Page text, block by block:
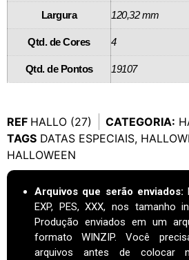
Largura 120,32 mm
Qtd. de Cores 4
Qtd. de Pontos 19107
REF HALLO (27) CATEGORIA:
TAGS DATAS ESPECIAIS,
HALLOWEEN
Arquivos que serão enviados:
EXP, PES, XXX, nos tamanho
Produção enviados em um
formato WINZIP. Você
arquivos antes de colocar